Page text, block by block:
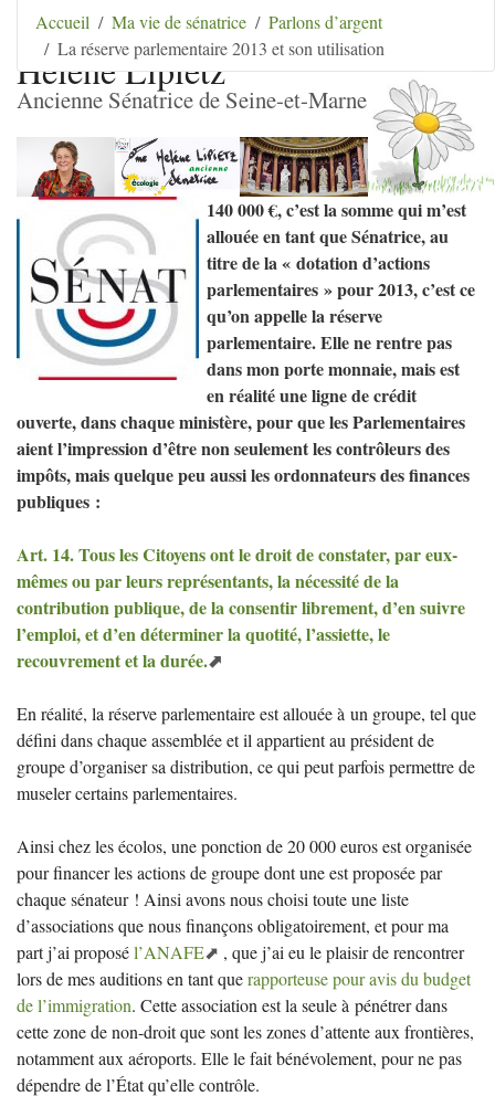
Aller au contenu Aller au menu
Aller au menu
secondaire| Aller à la recherche
Hélène Lipietz
Ancienne Sénatrice de Seine-et-Marne
Accueil Ma vie de sénatrice
Parlons d’argent
La réserve parlementaire 2013 et son utilisation
140 000 €, c’est la somme qui m’est
allouée en tant que Sénatrice, au
titre de la « dotation d’actions
parlementaires » pour 2013, c’est ce
qu’on appelle la réserve
parlementaire. Elle ne rentre pas
dans mon porte monnaie, mais est
en réalité une ligne de crédit
ouverte, dans chaque ministère, pour que les Parlementaires
aient l’impression d’être non seulement les contrôleurs des
impôts, mais quelque peu aussi les ordonnateurs des finances
publiques :
Art. 14. Tous les Citoyens ont le droit de constater, par eux-
mêmes ou par leurs représentants, la nécessité de la
contribution publique, de la consentir librement, d’en suivre
l’emploi, et d’en déterminer la quotité, l’assiette, le
recouvrement et la durée.
En réalité, la réserve parlementaire est allouée à un groupe, tel que
défini dans chaque assemblée et il appartient au président de
groupe d’organiser sa distribution, ce qui peut parfois permettre de
museler certains parlementaires.
Ainsi chez les écolos, une ponction de 20 000 euros est organisée
pour financer les actions de groupe dont une est proposée par
chaque sénateur ! Ainsi avons nous choisi toute une liste
d’associations que nous finançons obligatoirement, et pour ma
part j’ai proposél’ANAFE
, que j’ai eu le plaisir de rencontrer
lors de mes auditions en tant querapporteuse pour avis du budget
de l’immigration. Cette association est la seule à pénétrer dans
cette zone de non-droit que sont les zones d’attente aux frontières,
notamment aux aéroports. Elle le fait bénévolement, pour ne pas
dépendre de l’État qu’elle contrôle.